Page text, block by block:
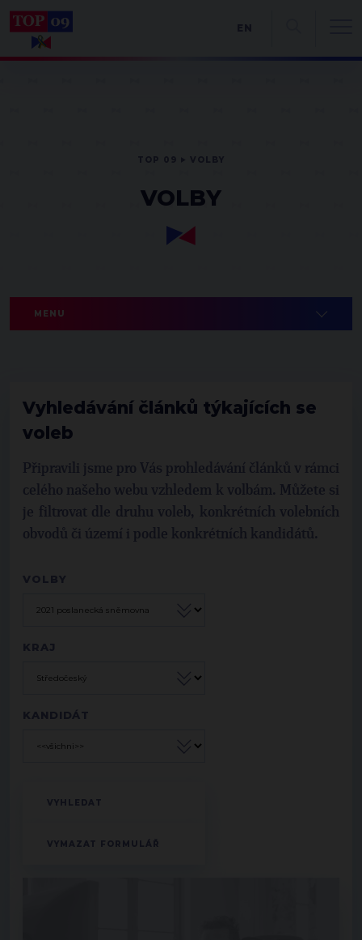
VOLBY
MENU
Vyhledávání článků týkajících se
voleb
Připravili jsme pro Vás prohledávání článků v rámci
celého našeho webu vzhledem k volbám. Můžete si
je filtrovat dle druhu voleb, konkrétních volebních
obvodů či území i podle konkrétních kandidátů.
VOLBY
KRAJ
KANDIDÁT